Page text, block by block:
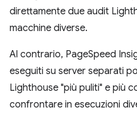
direttamente due audit
macchine diverse.
Al contrario, PageSpeed
eseguiti su server separati
Lighthouse "più puliti" e più
confrontare in esecuzioni